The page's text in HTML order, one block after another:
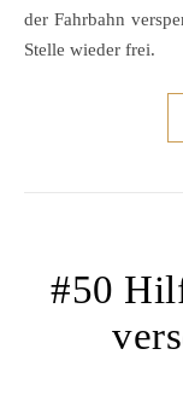
der Fahrbahn
Stelle wieder frei.
#50